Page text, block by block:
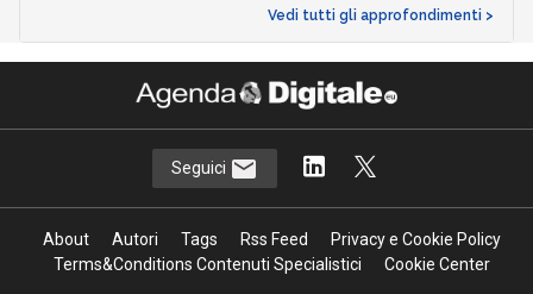
Vedi tutti gli approfondimenti >
Seguici
About Autori Tags Rss Feed
Privacy e Cookie Policy
Terms&Conditions Contenuti Specialistici
Cookie Center